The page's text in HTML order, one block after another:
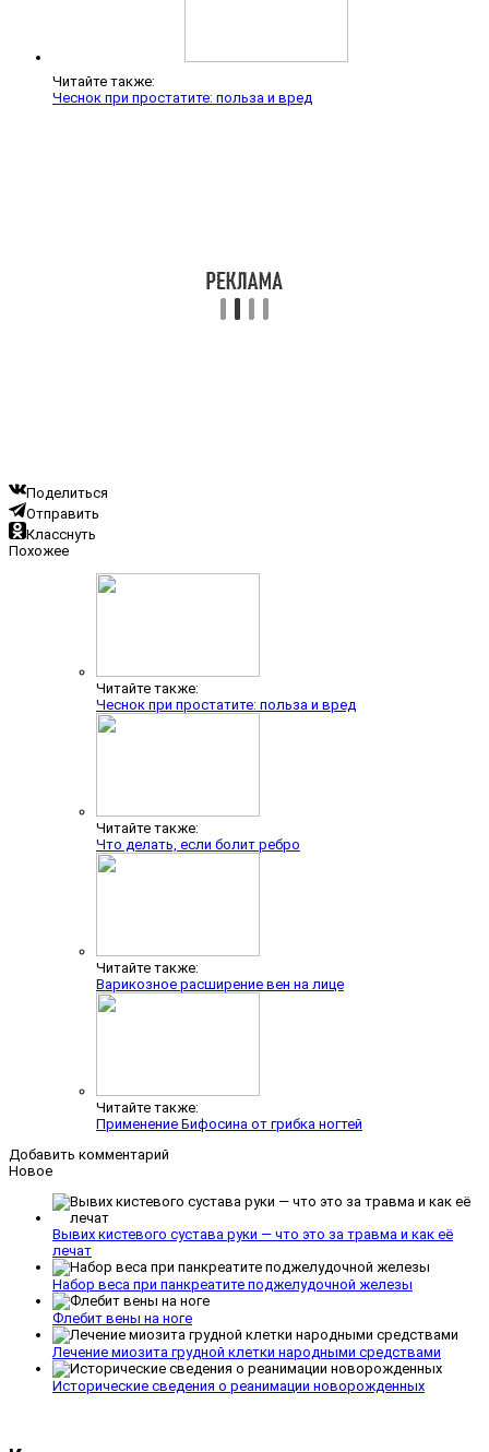
Читайте также:
Чеснок при простатите: польза и вред
Поделиться
Отправить
Класснуть
Похожее
Читайте также:
Чеснок при простатите: польза и вред
Читайте также:
Что делать, если болит ребро
Читайте также:
Варикозное расширение вен на лице
Читайте также:
Применение Бифосина от грибка ногтей
Добавить комментарий
Новое
Вывих кистевого сустава руки — что это за травма и как её
лечат
Набор веса при панкреатите поджелудочной железы
Флебит вены на ноге
Лечение миозита грудной клетки народными средствами
Исторические сведения о реанимации новорожденных